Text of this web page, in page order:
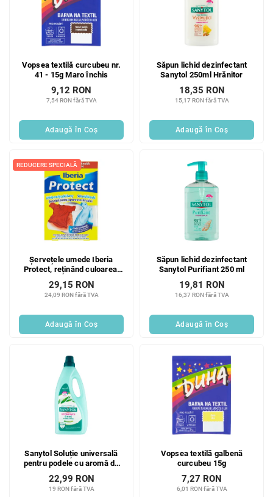
Vopsea textilă curcubeu nr.
41 - 15g Maro închis
7,54 RON fără TVA
9,12 RON
Adaugă în Coş
Săpun lichid dezinfectant
Sanytol 250ml Hrănitor
15,17 RON fără TVA
18,35 RON
Adaugă în Coş
REDUCERE SPECIALĂ
Șervețele umede Iberia
Protect, reținând culoarea,
24,09 RON fără TVA
29,15 RON
Adaugă în Coş
Săpun lichid dezinfectant
Sanytol Purifiant 250 ml
16,37 RON fără TVA
19,81 RON
Adaugă în Coş
Sanytol Soluție universală
pentru podele cu aromă de
eucalipt 1000 ml
19 RON fără TVA
22,99 RON
Vopsea textilă galbenă
curcubeu 15g
6,01 RON fără TVA
7,27 RON